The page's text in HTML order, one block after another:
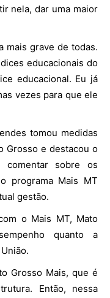
nela, dar uma maior
mais grave de todas.
educacionais do
educacional. Eu já
vezes para que ele
tomou medidas
Grosso e destacou o
comentar sobre os
programa Mais MT
gestão.
o Mais MT, Mato
quanto a
Grosso Mais, que é
Então, nessa